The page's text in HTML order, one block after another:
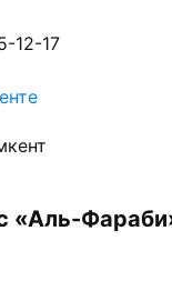
12-17
«Аль-